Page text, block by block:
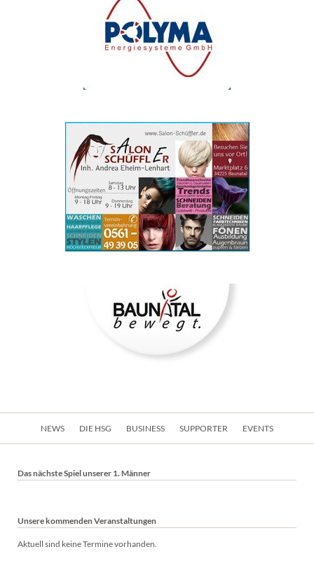
Navigation
NEWS DIE HSG BUSINESS SUPPORTER EVENTS
Das nächste Spiel unserer 1. Männer
Unsere kommenden Veranstaltungen
Aktuell sind keine Termine vorhanden.